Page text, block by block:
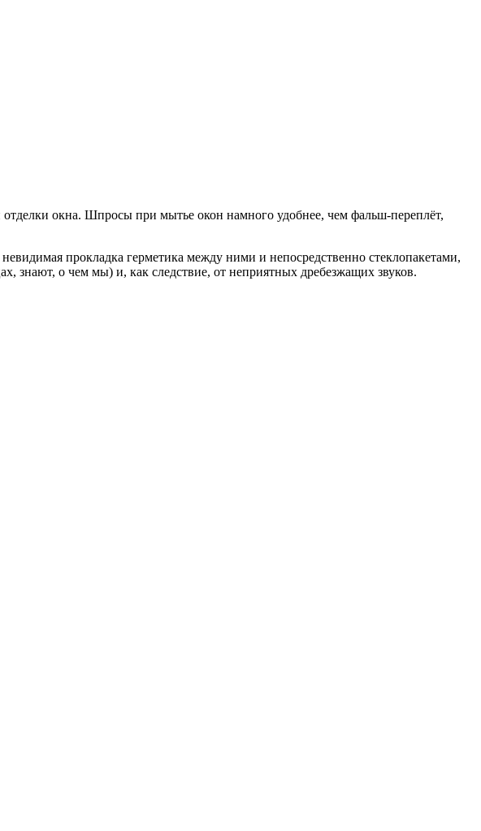
окна. Шпросы при мытье окон намного удобнее, чем фальш-переплёт,
прокладка герметика между ними и непосредственно стеклопакетами,
знают, о чем мы) и, как следствие, от неприятных дребезжащих звуков.